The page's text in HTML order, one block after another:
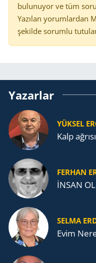
bulunuyor ve tüm
Yazılan yorumlardan
şekilde sorumlu
Yazarlar
YÜKSEL
Kalp ağrısı
FERHAN
İNSAN
SELMA
Evim